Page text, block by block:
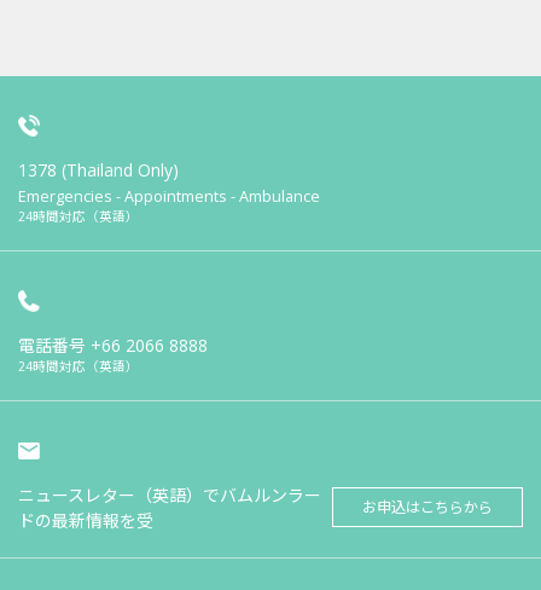
1378 (Thailand Only)
Emergencies - Appointments - Ambulance
24時間対応（英語）
電話番号 +66 2066 8888
24時間対応（英語）
ニュースレター（英語）でバムルンラー
ドの最新情報を受
お申込はこちらから